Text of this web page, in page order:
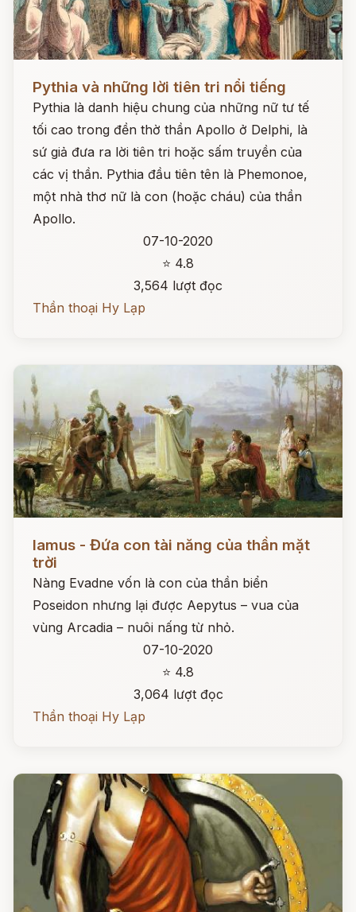
Pythia và những lời tiên tri nổi tiếng
Pythia là danh hiệu chung của những nữ tư tế
tối cao trong đền thờ thần Apollo ở Delphi, là
sứ giả đưa ra lời tiên tri hoặc sấm truyền của
các vị thần. Pythia đầu tiên tên là Phemonoe,
một nhà thơ nữ là con (hoặc cháu) của thần
Apollo.
07-10-2020
⭐ 4.8
3,564 lượt đọc
Thần thoại Hy Lạp
Iamus - Đứa con tài năng của thần mặt
trời
Nàng Evadne vốn là con của thần biển
Poseidon nhưng lại được Aepytus – vua của
vùng Arcadia – nuôi nấng từ nhỏ.
07-10-2020
⭐ 4.8
3,064 lượt đọc
Thần thoại Hy Lạp